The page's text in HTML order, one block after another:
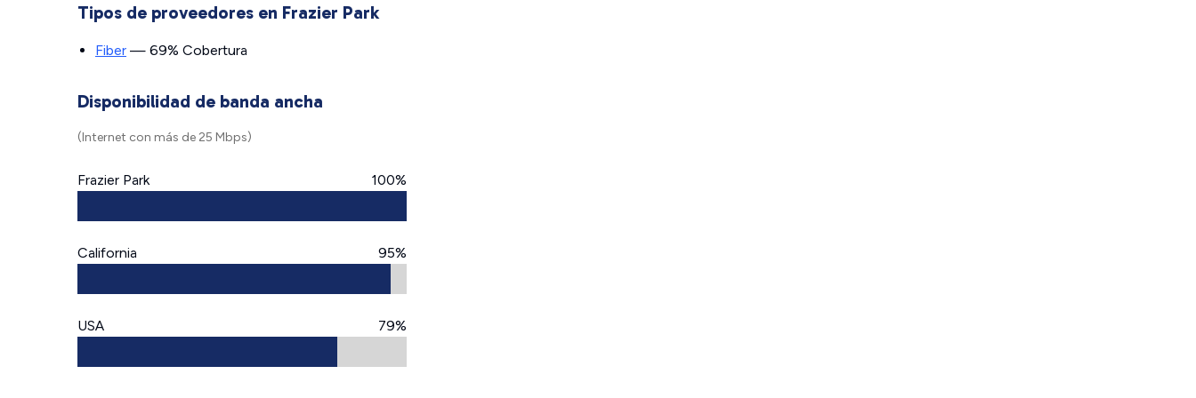
Tipos de proveedores en Frazier Park
Fiber — 69% Cobertura
Disponibilidad de banda ancha
(Internet con más de 25 Mbps)
Frazier Park 100%
California 95%
USA 79%